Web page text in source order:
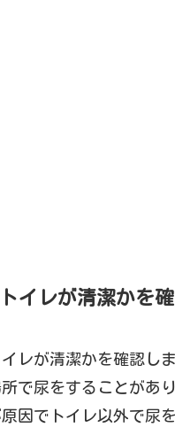
イレが清潔かを
レが清潔かを確認し
所で尿をすることがあ
因でトイレ以外で尿